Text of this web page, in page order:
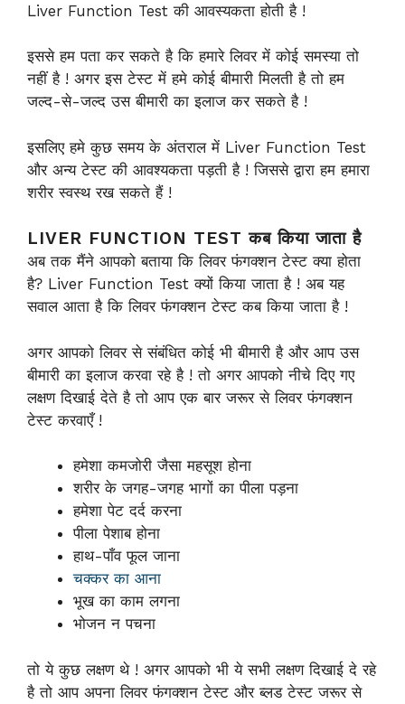
Liver Function Test की आवस्यकता होती है !
इससे हम पता कर सकते है कि हमारे लिवर में कोई समस्या तो
नहीं है ! अगर इस टेस्ट में हमे कोई बीमारी मिलती है तो हम
जल्द-से-जल्द उस बीमारी का इलाज कर सकते है !
इसलिए हमे कुछ समय के अंतराल में Liver Function Test
और अन्य टेस्ट की आवश्यकता पड़ती है ! जिससे द्वारा हम हमारा
शरीर स्वस्थ रख सकते हैं !
LIVER FUNCTION TEST कब किया जाता है
अब तक मैंने आपको बताया कि लिवर फंगक्शन टेस्ट क्या होता
है? Liver Function Test क्यों किया जाता है ! अब यह
सवाल आता है कि लिवर फंगक्शन टेस्ट कब किया जाता है !
अगर आपको लिवर से संबंधित कोई भी बीमारी है और आप उस
बीमारी का इलाज करवा रहे है ! तो अगर आपको नीचे दिए गए
लक्षण दिखाई देते है तो आप एक बार जरूर से लिवर फंगक्शन
टेस्ट करवाएँ !
हमेशा कमजोरी जैसा महसूश होना
शरीर के जगह-जगह भागों का पीला पड़ना
हमेशा पेट दर्द करना
पीला पेशाब होना
हाथ-पाँव फूल जाना
चक्कर का आना
भूख का काम लगना
भोजन न पचना
तो ये कुछ लक्षण थे ! अगर आपको भी ये सभी लक्षण दिखाई दे रहे
है तो आप अपना लिवर फंगक्शन टेस्ट और ब्लड टेस्ट जरूर से